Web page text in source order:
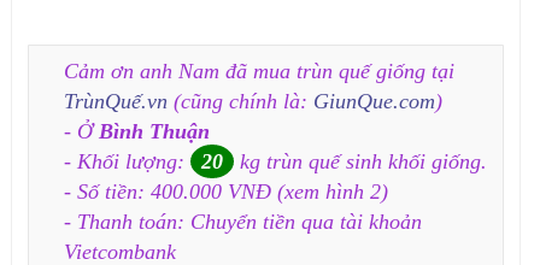
Cảm ơn anh Nam đã mua trùn quế giống tại
TrùnQuế.vn (cũng chính là: GiunQue.com)
- Ở Bình Thuận
- Khối lượng: 20
kg trùn quế sinh khối giống.
- Số tiền: 400.000 VNĐ (xem hình 2)
- Thanh toán: Chuyển tiền qua tài khoản
Vietcombank